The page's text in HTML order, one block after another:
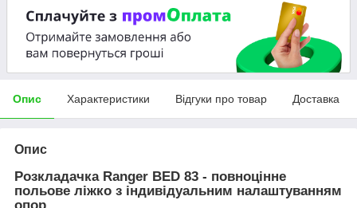
Опис Характеристики Відгуки про товар Доставка
Опис
Розкладачка Ranger BED 83 - повноцінне
польове ліжко з індивідуальним налаштуванням